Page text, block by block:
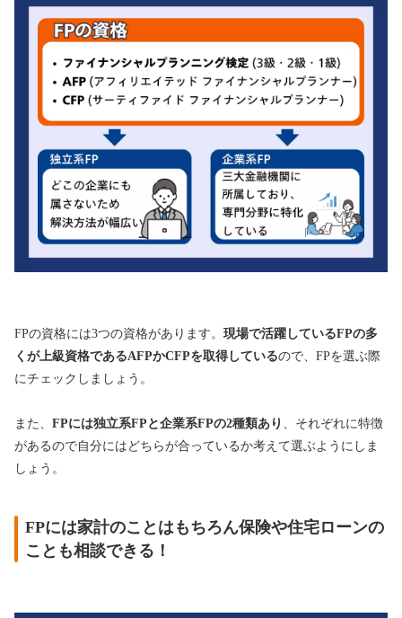
FPの資格には3つの資格があります。 現場で活躍しているFPの多
くが上級資格であるAFPかCFPを取得しているので、FPを選ぶ際
にチェックしましょう。
また、 FPには独立系FPと企業系FPの2種類あり 、それぞれに特徴
があるので自分にはどちらが合っているか考えて選ぶようにしま
しょう。
FPには家計のことはもちろん保険や住宅ローンの
ことも相談できる！